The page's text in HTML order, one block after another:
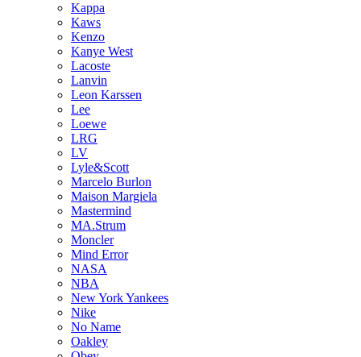
Kappa
Kaws
Kenzo
Kanye West
Lacoste
Lanvin
Leon Karssen
Lee
Loewe
LRG
LV
Lyle&Scott
Marcelo Burlon
Maison Margiela
Mastermind
MA.Strum
Moncler
Mind Error
NASA
NBA
New York Yankees
Nike
No Name
Oakley